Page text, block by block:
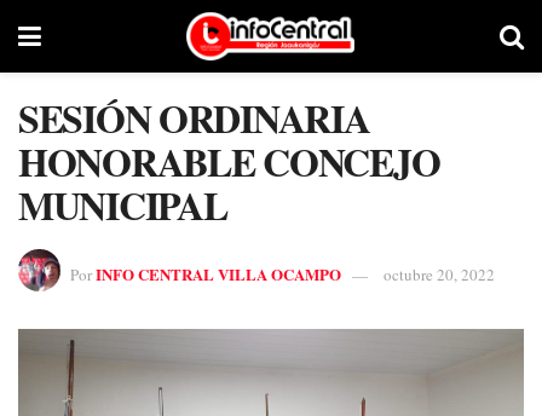
SESIÓN ORDINARIA
HONORABLE CONCEJO
MUNICIPAL
PorINFO CENTRAL VILLA OCAMPO octubre 20, 2022